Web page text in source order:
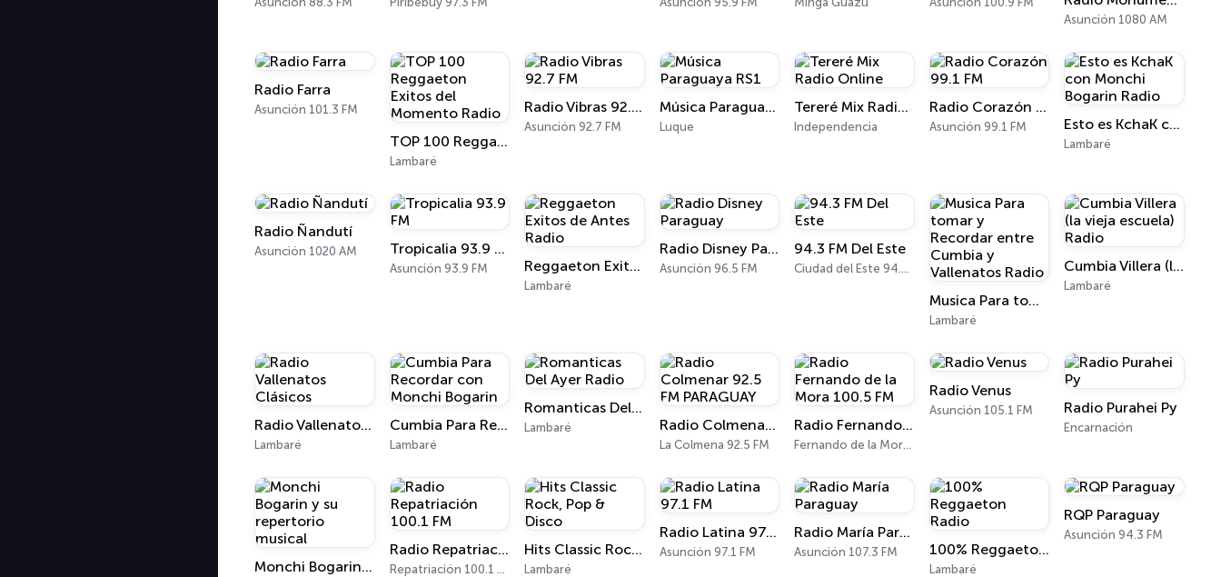
Asunción 1080 AM
Radio Farra
Asunción 101.3 FM
TOP 100 Reggaeton Exitos del Momento Radio
Lambaré
Radio Vibras 92.7 FM
Asunción 92.7 FM
Música Paraguaya RS1
Luque
Tereré Mix Radio Online
Independencia
Radio Corazón 99.1 FM
Asunción 99.1 FM Esto es KchaK con Monchi Bogarin Radio
Lambaré
Radio Ñandutí
Asunción 1020 AM Tropicalia 93.9 FM
Asunción 93.9 FM Reggaeton Exitos de Antes Radio
Lambaré
Radio Disney Paraguay
Asunción 96.5 FM
94.3 FM Del Este
Ciudad del Este 94.3 FM
Musica Para tomar y Recordar entre Cumbia y Vallenatos Radio
Lambaré
Cumbia Villera (la vieja escuela) Radio
Lambaré
Radio Vallenatos Clásicos
Lambaré
Cumbia Para Recordar con Monchi Bogarin
Lambaré
Romanticas Del Ayer Radio
Lambaré Radio Colmenar 92.5 FM PARAGUAY
La Colmena 92.5 FM
Radio Fernando de la Mora 100.5 FM
Fernando de la Mora 100.5 FM
Radio Venus
Asunción 105.1 FM Radio Purahei Py
Encarnación
Monchi Bogarin y su repertorio musical
Radio Repatriación 100.1 FM
Repatriación 100.1 FM
Hits Classic Rock, Pop & Disco
Lambaré
Radio Latina 97.1 FM
Asunción 97.1 FM
Radio María Paraguay
Asunción 107.3 FM 100% Reggaeton Radio
Lambaré
RQP Paraguay
Asunción 94.3 FM